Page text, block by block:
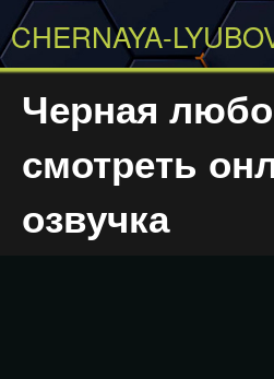
CHERNAYA-
Черная
смотреть
озвучка